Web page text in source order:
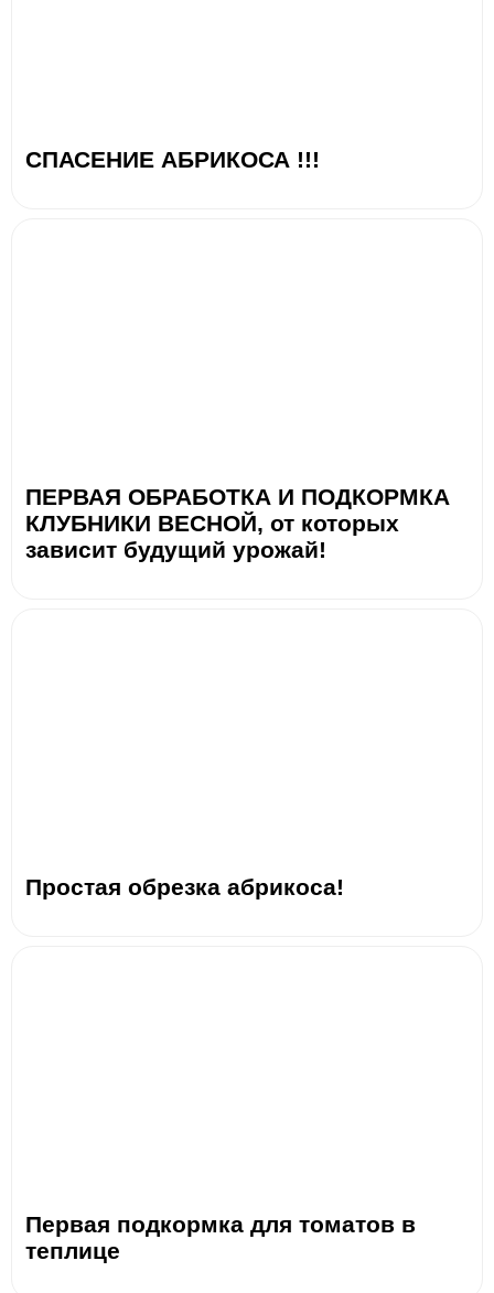
СПАСЕНИЕ АБРИКОСА !!!
ПЕРВАЯ ОБРАБОТКА И ПОДКОРМКА
КЛУБНИКИ ВЕСНОЙ, от которых
зависит будущий урожай!
Простая обрезка абрикоса!
Первая подкормка для томатов в
теплице